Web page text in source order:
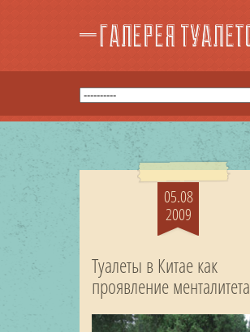
05.08
2009
Туалеты в Китае как
проявление менталитета